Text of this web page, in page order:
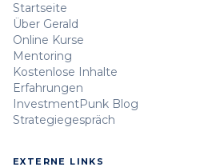
Startseite
Über Gerald
Online Kurse
Mentoring
Kostenlose Inhalte
Erfahrungen
InvestmentPunk Blog
Strategiegespräch
EXTERNE LINKS